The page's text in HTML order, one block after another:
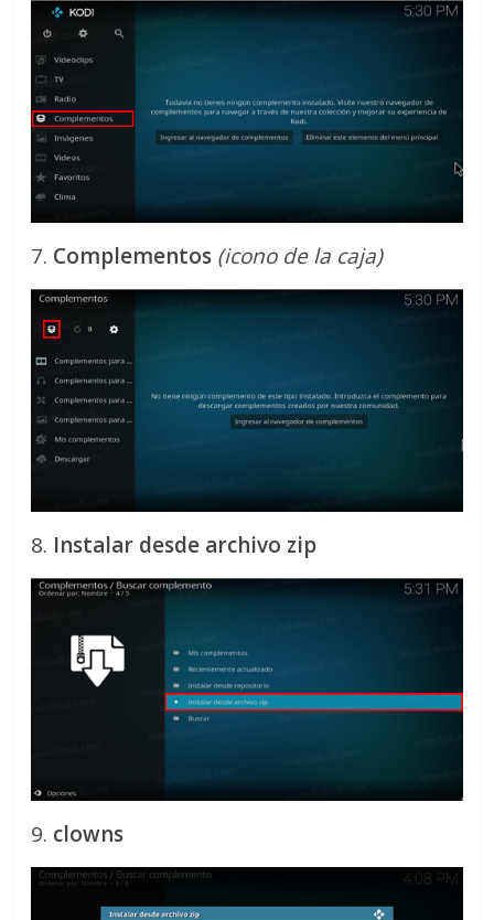
7. Complementos (icono de la caja)
8. Instalar desde archivo zip
9. clowns